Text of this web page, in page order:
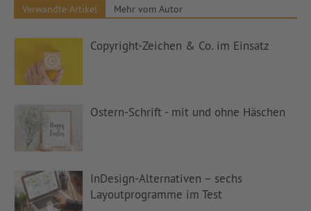
Verwandte Artikel Mehr vom Autor
Copyright-Zeichen & Co. im Einsatz
Ostern-Schrift - mit und ohne Häschen
InDesign-Alternativen – sechs
Layoutprogramme im Test